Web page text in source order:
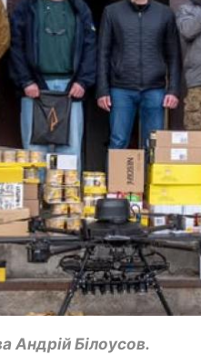
Андрій Білоусов.